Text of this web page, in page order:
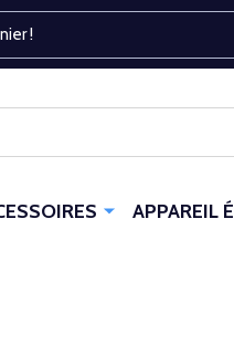
!
APPAREIL